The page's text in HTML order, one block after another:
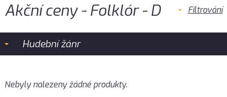
Akční ceny - Folklór - D Filtrování
Hudební žánr
Nebyly nalezeny žádné produkty.